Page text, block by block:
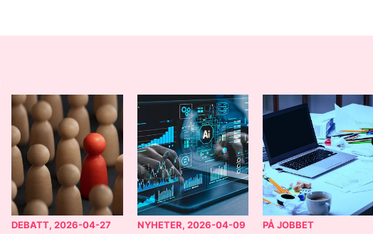
DEBATT, 2026-04-27 NYHETER, 2026-04-09
PÅ JOBBET